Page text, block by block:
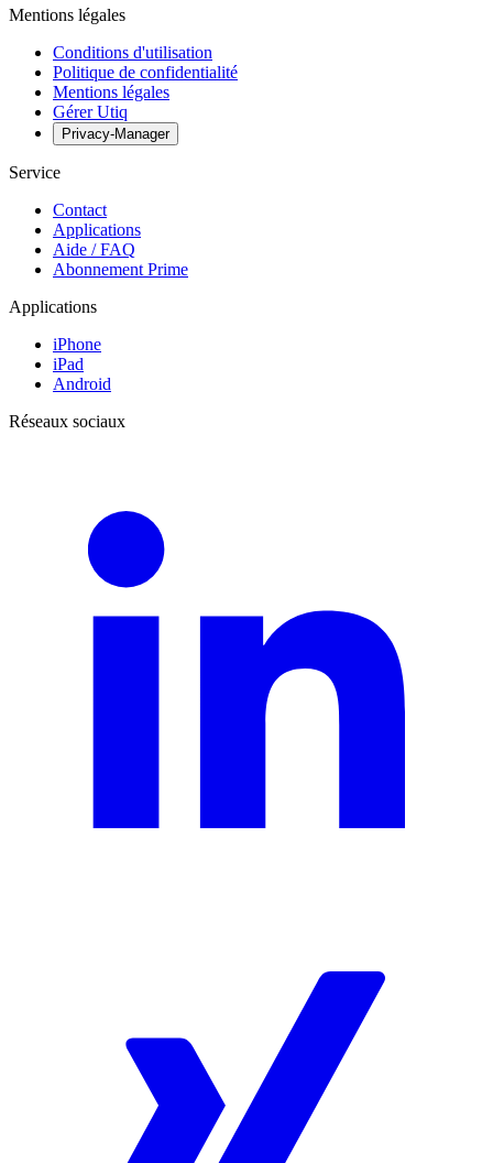
Mentions légales
Conditions d'utilisation
Politique de confidentialité
Mentions légales
Gérer Utiq
Privacy-Manager
Service
Contact
Applications
Aide / FAQ
Abonnement Prime
Applications
iPhone
iPad
Android
Réseaux sociaux